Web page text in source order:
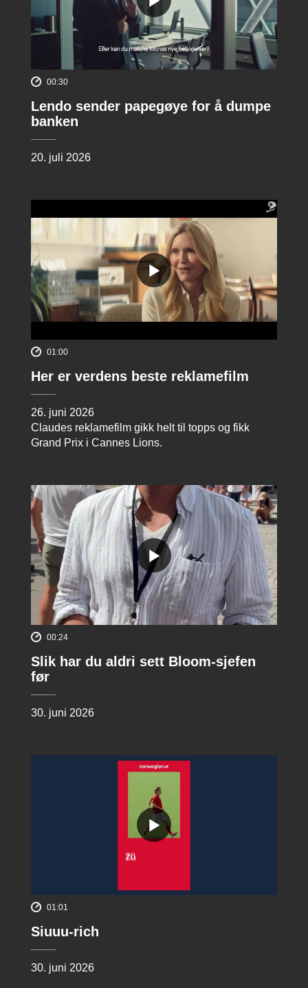
00:30
Lendo sender papegøye for å dumpe
banken
20. juli 2026
01:00
Her er verdens beste reklamefilm
26. juni 2026
Claudes reklamefilm gikk helt til topps og fikk
Grand Prix i Cannes Lions.
00:24
Slik har du aldri sett Bloom-sjefen
før
30. juni 2026
01:01
Siuuu-rich
30. juni 2026